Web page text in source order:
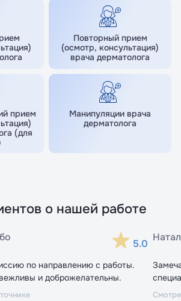
Повторный прием
(осмотр, консультация)
врача дерматолога
прием
(для
Манипуляции врача
дерматолога
о нашей работе
5.0
по направлению с работы.
и доброжелательны.
в личный кабинет
Перейти к записи